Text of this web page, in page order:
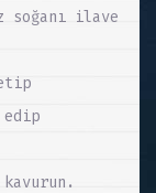
soğanı ilave
edip